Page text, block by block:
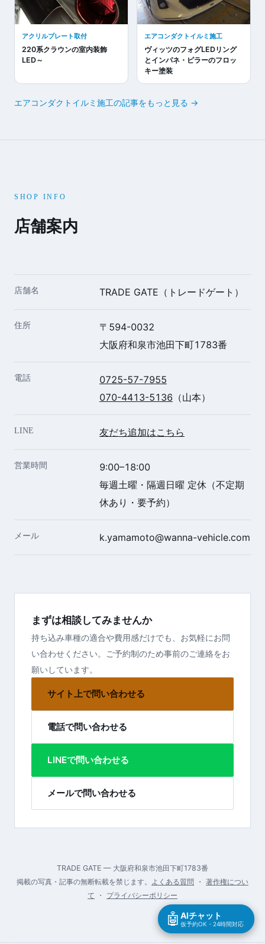
アクリルプレート取付
220系クラウンの室内装飾
LED～
エアコンダクトイルミ施工
ヴィッツのフォグLEDリング
とインパネ・ピラーのフロッ
キー塗装
エアコンダクトイルミ施工の記事をもっと見る →
SHOP INFO
店舗案内
店舗名 TRADE GATE（トレードゲート）
住所
〒594-0032
大阪府和泉市池田下町1783番
電話
0725-57-7955
070-4413-5136 （山本）
LINE 友だち追加はこちら
営業時間
9:00–18:00
毎週土曜・隔週日曜 定休（不定期
休あり・要予約）
メール k.yamamoto@wanna-vehicle.com
まずは相談してみませんか
持ち込み車種の適合や費用感だけでも、お気軽にお問
い合わせください。ご予約制のため事前のご連絡をお
願いしています。
サイト上で問い合わせる
電話で問い合わせる
LINEで問い合わせる
メールで問い合わせる
TRADE GATE — 大阪府和泉市池田下町1783番
掲載の写真・記事の無断転載を禁じます。 よくある質問 ・ 著作権につい
て ・ プライバシーポリシー
🤖 AIチャット
仮予約OK・24時間対応